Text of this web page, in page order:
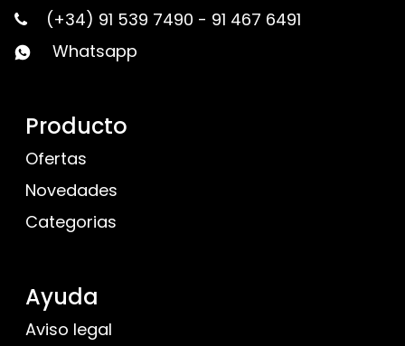
(+34) 91 539 7490 - 91 467 6491
Whatsapp
Producto
Ofertas
Novedades
Categorias
Ayuda
Aviso legal